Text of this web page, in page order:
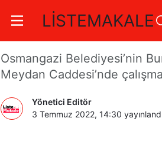
LİSTEMAKALE
Bursa
Osmangazi Belediyesi’nin
Meydan Caddesi’nde
Yönetici Editör
3 Temmuz 2022, 14:30